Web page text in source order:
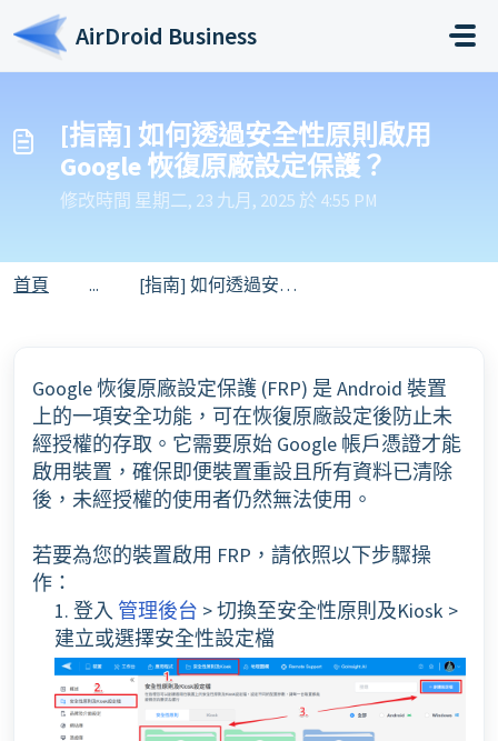
略過至主要內容
AirDroid Business
[指南] 如何透過安全性原則啟用
Google 恢復原廠設定保護？
修改時間 星期二, 23 九月, 2025 於 4:55 PM
首頁 ... [指南] 如何透過安全性原則啟用 Google 恢復原廠設定保護？
Google 恢復原廠設定保護 (FRP) 是 Android 裝置
上的一項安全功能，可在恢復原廠設定後防止未
經授權的存取。它需要原始 Google 帳戶憑證才能
啟用裝置，確保即便裝置重設且所有資料已清除
後，未經授權的使用者仍然無法使用。
若要為您的裝置啟用 FRP，請依照以下步驟操
作：
1. 登入 管理後台 > 切換至安全性原則及Kiosk >
建立或選擇安全性設定檔